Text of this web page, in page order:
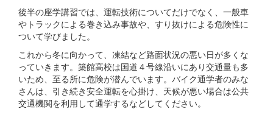
後半の座学講習では、運転技術についてだけでなく、一般車
やトラックによる巻き込み事故や、すり抜けによる危険性に
ついて学びました。
これから冬に向かって、凍結など路面状況の悪い日が多くな
っていきます。築館高校は国道４号線沿いにあり交通量も多
いため、至る所に危険が潜んでいます。バイク通学者のみな
さんは、引き続き安全運転を心掛け、天候が悪い場合は公共
交通機関を利用して通学するなどしてください。